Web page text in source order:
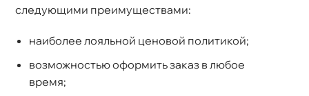
следующими преимуществами:
наиболее лояльной ценовой политикой;
озможностью оформить заказ в любое
ремя;